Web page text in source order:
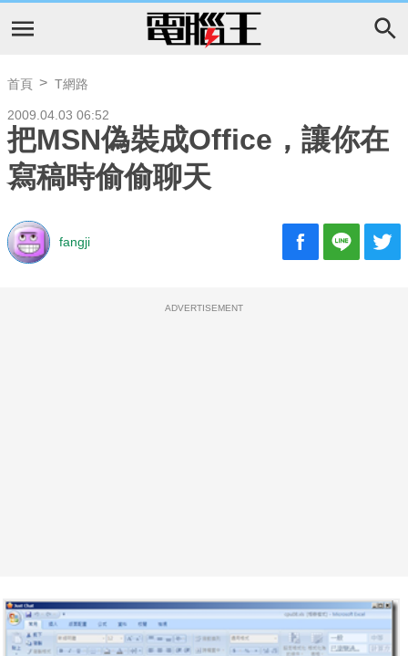
首頁 T網路
2009.04.03 06:52
把MSN偽裝成Office，讓你在
寫稿時偷偷聊天
fangji
ADVERTISEMENT